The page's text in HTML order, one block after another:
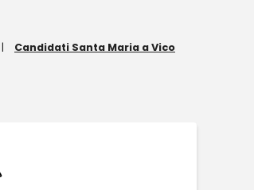
| Candidati Santa Maria a Vico